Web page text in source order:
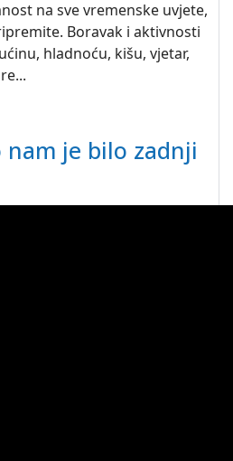
na sve vremenske uvjete,
Boravak i aktivnosti
hladnoću, kišu, vjetar,
nam je bilo zadnji